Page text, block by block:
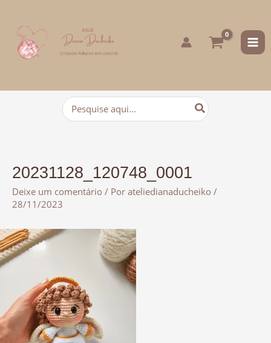
conteúdo
Procurar:
20231128_120748_0001
Deixe um comentário / Por ateliedianaducheiko /
28/11/2023